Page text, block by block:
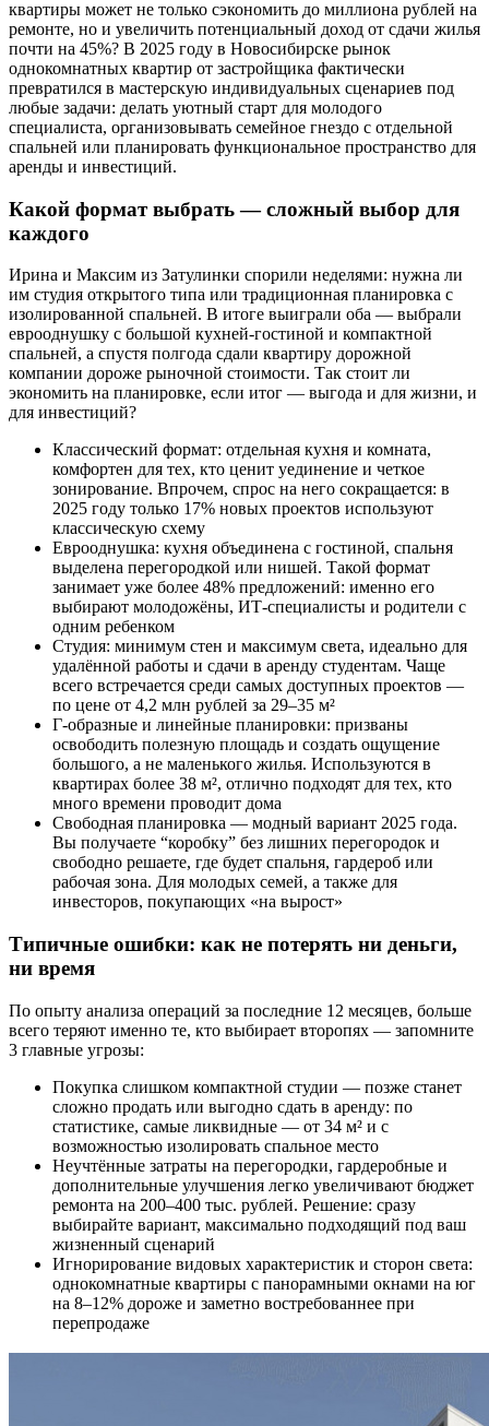
квартиры может не только сэкономить до миллиона рублей на
ремонте, но и увеличить потенциальный доход от сдачи жилья
почти на 45%? В 2025 году в Новосибирске рынок
однокомнатных квартир от застройщика фактически
превратился в мастерскую индивидуальных сценариев под
любые задачи: делать уютный старт для молодого
специалиста, организовывать семейное гнездо с отдельной
спальней или планировать функциональное пространство для
аренды и инвестиций.
Какой формат выбрать — сложный выбор для
каждого
Ирина и Максим из Затулинки спорили неделями: нужна ли
им студия открытого типа или традиционная планировка с
изолированной спальней. В итоге выиграли оба — выбрали
еврооднушку с большой кухней-гостиной и компактной
спальней, а спустя полгода сдали квартиру дорожной
компании дороже рыночной стоимости. Так стоит ли
экономить на планировке, если итог — выгода и для жизни, и
для инвестиций?
Классический формат: отдельная кухня и комната,
комфортен для тех, кто ценит уединение и четкое
зонирование. Впрочем, спрос на него сокращается: в
2025 году только 17% новых проектов используют
классическую схему
Еврооднушка: кухня объединена с гостиной, спальня
выделена перегородкой или нишей. Такой формат
занимает уже более 48% предложений: именно его
выбирают молодожёны, ИТ-специалисты и родители с
одним ребенком
Студия: минимум стен и максимум света, идеально для
удалённой работы и сдачи в аренду студентам. Чаще
всего встречается среди самых доступных проектов —
по цене от 4,2 млн рублей за 29–35 м²
Г-образные и линейные планировки: призваны
освободить полезную площадь и создать ощущение
большого, а не маленького жилья. Используются в
квартирах более 38 м², отлично подходят для тех, кто
много времени проводит дома
Свободная планировка — модный вариант 2025 года.
Вы получаете “коробку” без лишних перегородок и
свободно решаете, где будет спальня, гардероб или
рабочая зона. Для молодых семей, а также для
инвесторов, покупающих «на вырост»
Типичные ошибки: как не потерять ни деньги,
ни время
По опыту анализа операций за последние 12 месяцев, больше
всего теряют именно те, кто выбирает второпях — запомните
3 главные угрозы:
Покупка слишком компактной студии — позже станет
сложно продать или выгодно сдать в аренду: по
статистике, самые ликвидные — от 34 м² и с
возможностью изолировать спальное место
Неучтённые затраты на перегородки, гардеробные и
дополнительные улучшения легко увеличивают бюджет
ремонта на 200–400 тыс. рублей. Решение: сразу
выбирайте вариант, максимально подходящий под ваш
жизненный сценарий
Игнорирование видовых характеристик и сторон света:
однокомнатные квартиры с панорамными окнами на юг
на 8–12% дороже и заметно востребованнее при
перепродаже